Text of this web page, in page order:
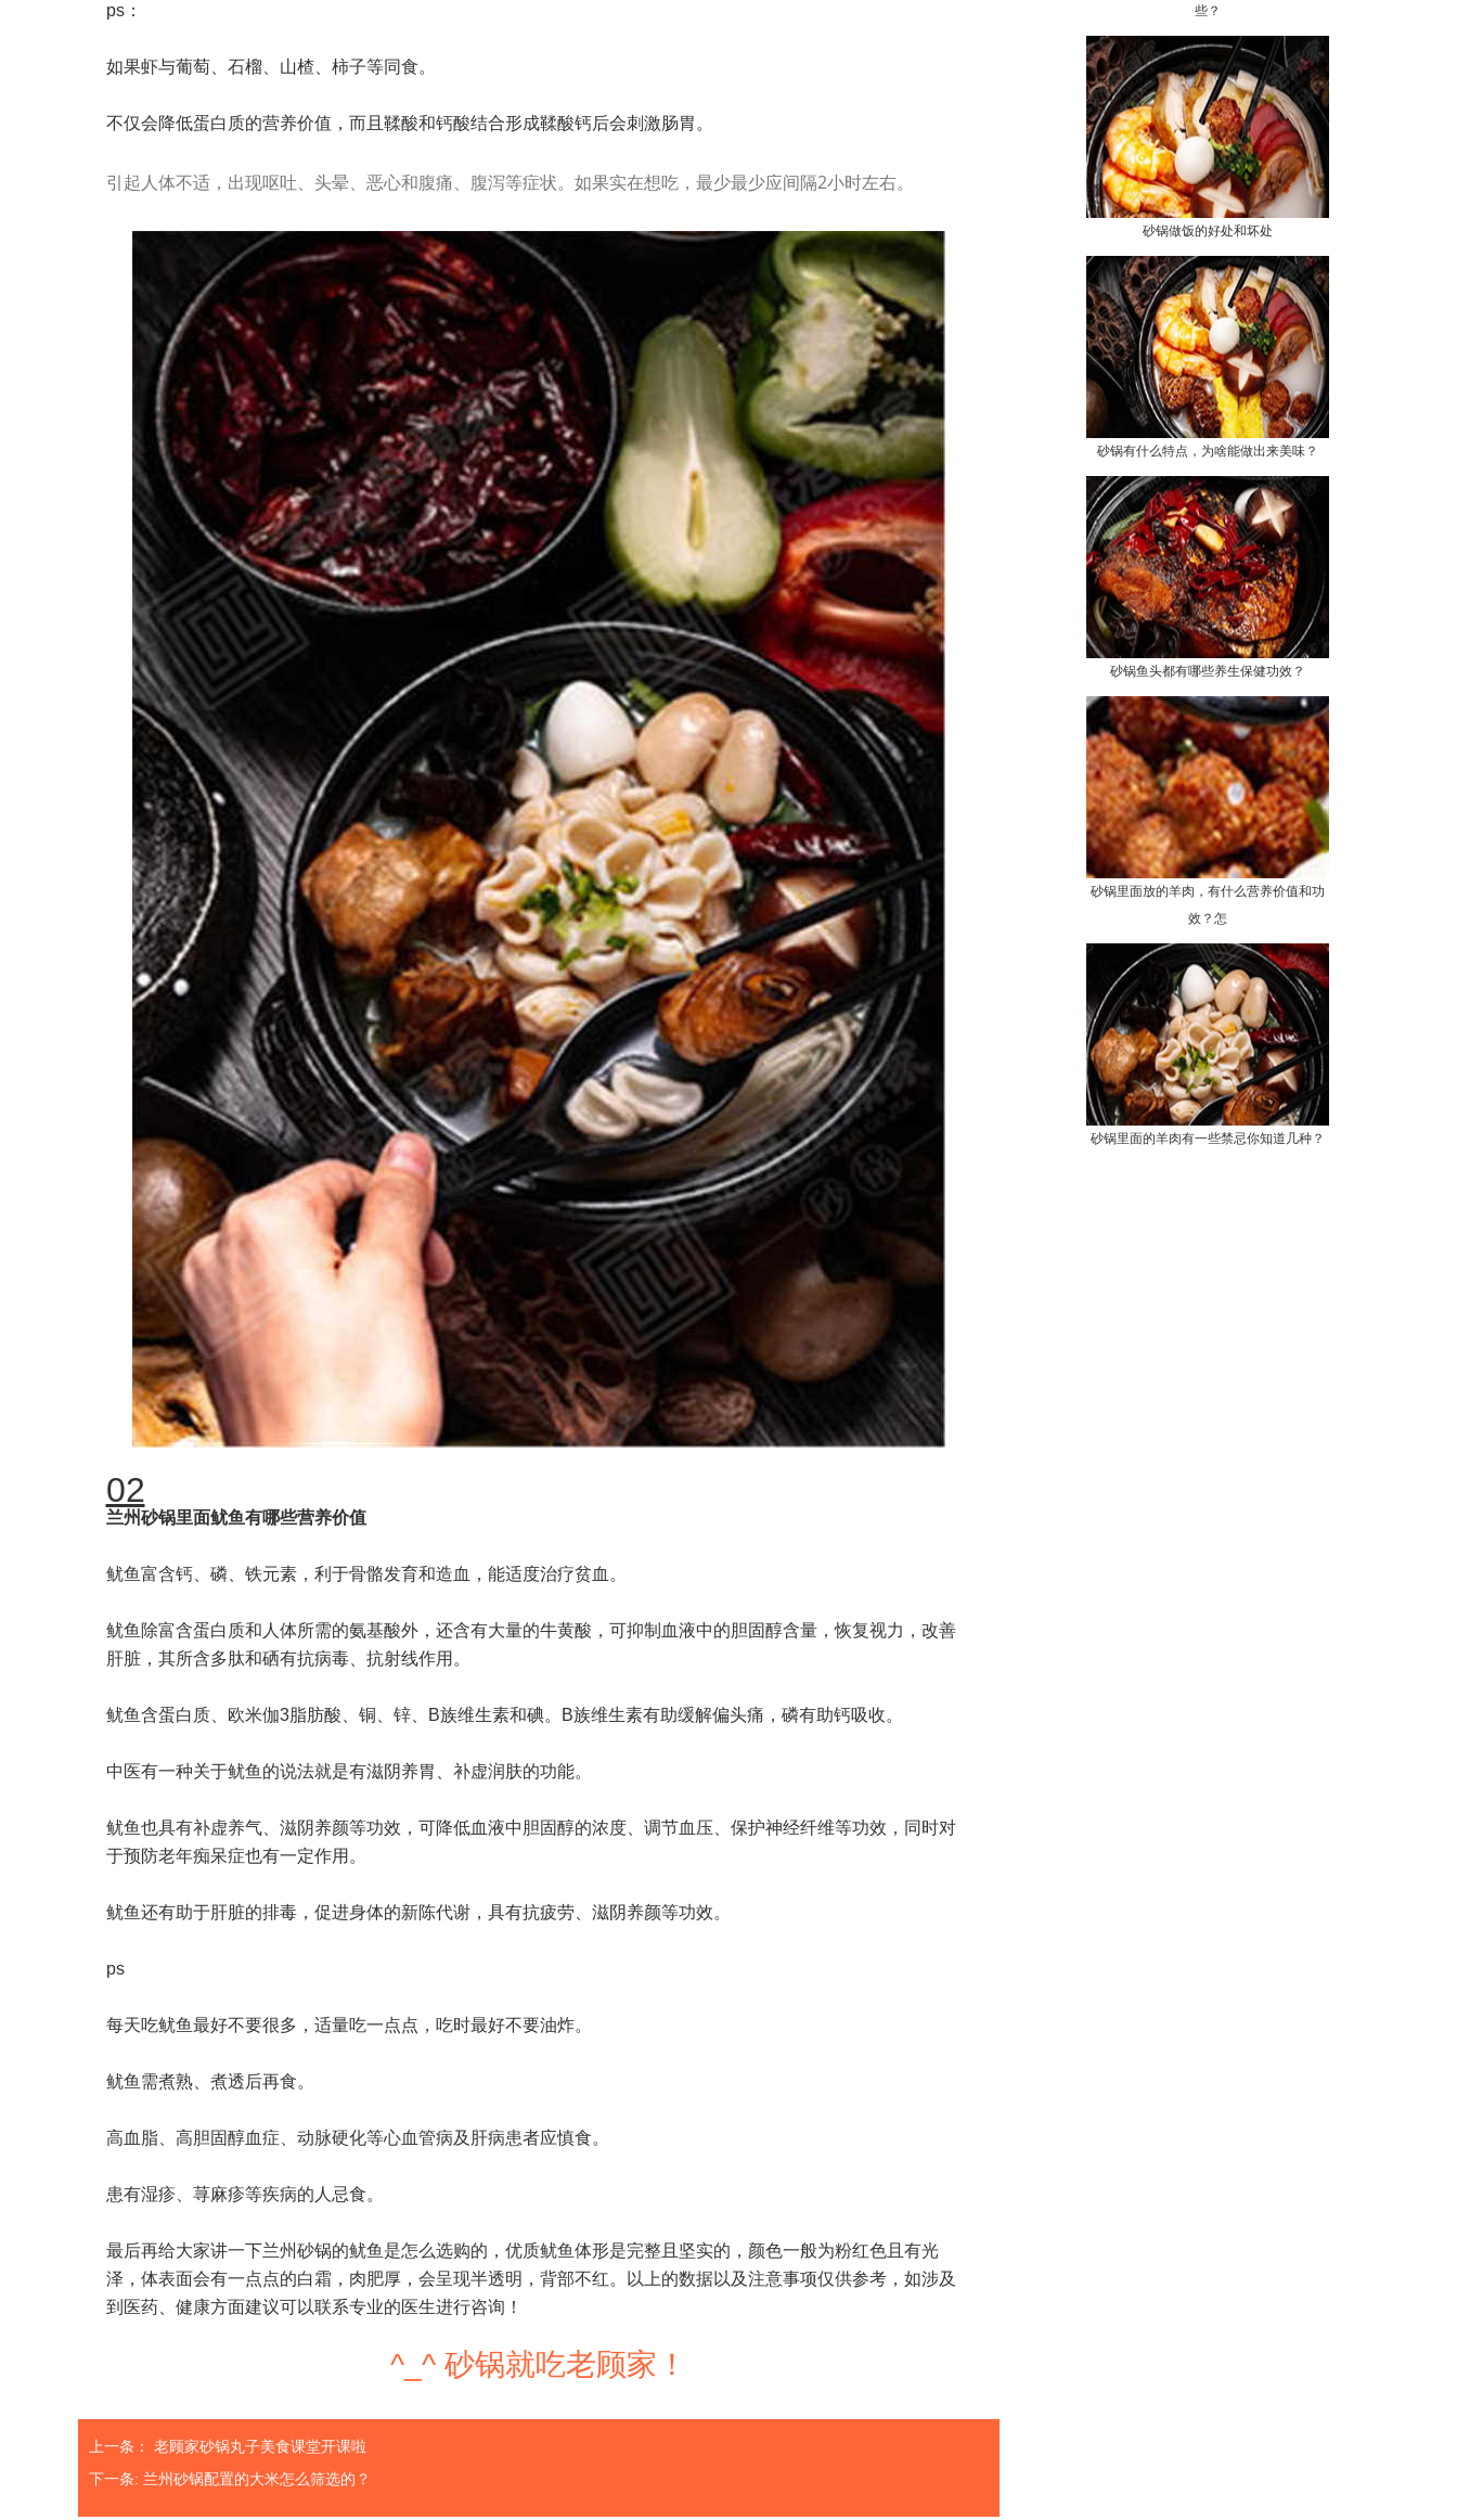
ps：
如果虾与葡萄、石榴、山楂、柿子等同食。
不仅会降低蛋白质的营养价值，而且鞣酸和钙酸结合形成鞣酸钙后会刺激肠胃。
引起人体不适，出现呕吐、头晕、恶心和腹痛、腹泻等症状。如果实在想吃，最少最少应间隔2小时左右。
02
兰州砂锅里面鱿鱼有哪些营养价值
鱿鱼富含钙、磷、铁元素，利于骨骼发育和造血，能适度治疗贫血。
鱿鱼除富含蛋白质和人体所需的氨基酸外，还含有大量的牛黄酸，可抑制血液中的胆固醇含量，恢复视力，改善
肝脏，其所含多肽和硒有抗病毒、抗射线作用。
鱿鱼含蛋白质、欧米伽3脂肪酸、铜、锌、B族维生素和碘。B族维生素有助缓解偏头痛，磷有助钙吸收。
中医有一种关于鱿鱼的说法就是有滋阴养胃、补虚润肤的功能。
鱿鱼也具有补虚养气、滋阴养颜等功效，可降低血液中胆固醇的浓度、调节血压、保护神经纤维等功效，同时对
于预防老年痴呆症也有一定作用。
鱿鱼还有助于肝脏的排毒，促进身体的新陈代谢，具有抗疲劳、滋阴养颜等功效。
ps
每天吃鱿鱼最好不要很多，适量吃一点点，吃时最好不要油炸。
鱿鱼需煮熟、煮透后再食。
高血脂、高胆固醇血症、动脉硬化等心血管病及肝病患者应慎食。
患有湿疹、荨麻疹等疾病的人忌食。
最后再给大家讲一下兰州砂锅的鱿鱼是怎么选购的，优质鱿鱼体形是完整且坚实的，颜色一般为粉红色且有光
泽，体表面会有一点点的白霜，肉肥厚，会呈现半透明，背部不红。以上的数据以及注意事项仅供参考，如涉及
到医药、健康方面建议可以联系专业的医生进行咨询！
^_^ 砂锅就吃老顾家！
上一条： 老顾家砂锅丸子美食课堂开课啦
下一条: 兰州砂锅配置的大米怎么筛选的？
些？
砂锅做饭的好处和坏处
砂锅有什么特点，为啥能做出来美味？
砂锅鱼头都有哪些养生保健功效？
砂锅里面放的羊肉，有什么营养价值和功
效？怎
砂锅里面的羊肉有一些禁忌你知道几种？